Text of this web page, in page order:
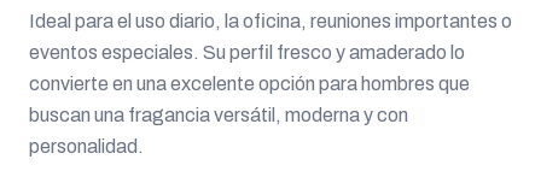
Ideal para el uso diario, la oficina, reuniones importantes o
eventos especiales. Su perfil fresco y amaderado lo
convierte en una excelente opción para hombres que
buscan una fragancia versátil, moderna y con
personalidad.